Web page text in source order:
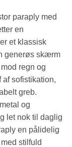
paraply med
en
et klassisk
generøs skærm
regn og
sofistikation,
greb.
og
let nok til daglig
en pålidelig
stilfuld